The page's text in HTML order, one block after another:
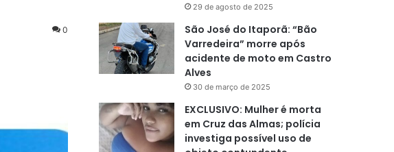
0
29 de agosto de 2025
São José do Itaporã: “Bão
Varredeira” morre após
acidente de moto em Castro
Alves
30 de março de 2025
EXCLUSIVO: Mulher é morta
em Cruz das Almas; polícia
investiga possível uso de